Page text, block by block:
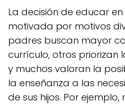
La decisión de educar
motivada por motivos
padres buscan mayor
currículo, otros priorizan
y muchos valoran la
la enseñanza a las
de sus hijos. Por ejemplo,